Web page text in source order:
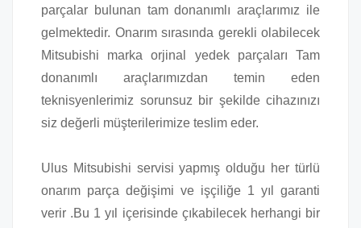
parçalar bulunan tam donanımlı araçlarımız ile
gelmektedir. Onarım sırasında gerekli olabilecek
Mitsubishi marka orjinal yedek parçaları Tam
donanımlı araçlarımızdan temin eden
teknisyenlerimiz sorunsuz bir şekilde cihazınızı
siz değerli müşterilerimize teslim eder.
Ulus Mitsubishi servisi yapmış olduğu her türlü
onarım parça değişimi ve işçiliğe 1 yıl garanti
verir .Bu 1 yıl içerisinde çıkabilecek herhangi bir